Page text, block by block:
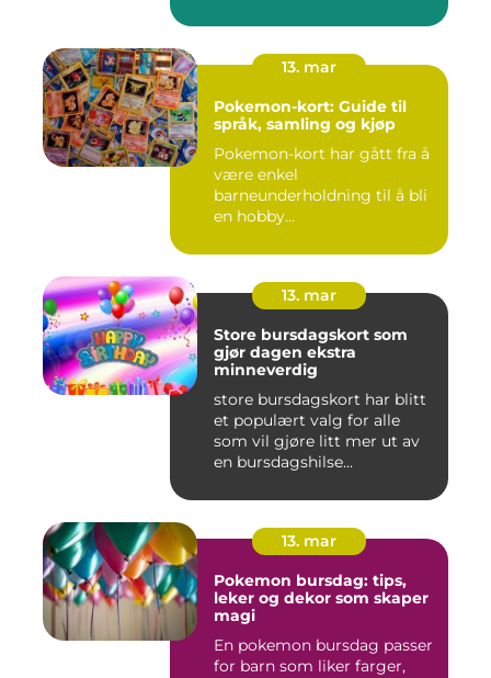
13. mar
Pokemon-kort: Guide til
språk, samling og kjøp
Pokemon-kort har gått fra å
være enkel
barneunderholdning til å bli
en hobby...
13. mar
Store bursdagskort som
gjør dagen ekstra
minneverdig
store bursdagskort har blitt
et populært valg for alle
som vil gjøre litt mer ut av
en bursdagshilse...
13. mar
Pokemon bursdag: tips,
leker og dekor som skaper
magi
En pokemon bursdag passer
for barn som liker farger,